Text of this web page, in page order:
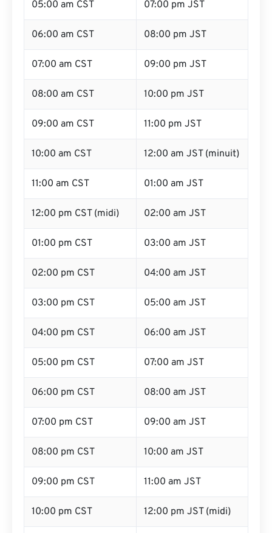
05:00 am CST 07:00 pm JST
06:00 am CST 08:00 pm JST
07:00 am CST 09:00 pm JST
08:00 am CST 10:00 pm JST
09:00 am CST 11:00 pm JST
10:00 am CST 12:00 am JST (minuit)
11:00 am CST 01:00 am JST
12:00 pm CST (midi) 02:00 am JST
01:00 pm CST 03:00 am JST
02:00 pm CST 04:00 am JST
03:00 pm CST 05:00 am JST
04:00 pm CST 06:00 am JST
05:00 pm CST 07:00 am JST
06:00 pm CST 08:00 am JST
07:00 pm CST 09:00 am JST
08:00 pm CST 10:00 am JST
09:00 pm CST 11:00 am JST
10:00 pm CST 12:00 pm JST (midi)